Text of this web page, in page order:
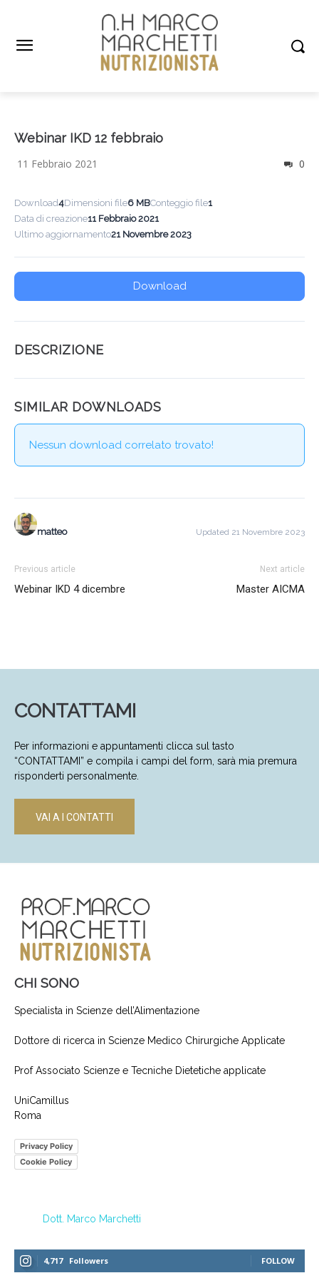
Webinar IKD 12 febbraio
11 Febbraio 2021 0
Download4Dimensioni file6 MBConteggio file1
Data di creazione11 Febbraio 2021
Ultimo aggiornamento21 Novembre 2023
Download
DESCRIZIONE
SIMILAR DOWNLOADS
Nessun download correlato trovato!
matteo Updated 21 Novembre 2023
Previous article
Webinar IKD 4 dicembre
Next article
Master AICMA
CONTATTAMI
Per informazioni e appuntamenti clicca sul tasto
“CONTATTAMI” e compila i campi del form, sarà mia premura
risponderti personalmente.
VAI A I CONTATTI
CHI SONO
Specialista in Scienze dell’Alimentazione
Dottore di ricerca in Scienze Medico Chirurgiche Applicate
Prof Associato Scienze e Tecniche Dietetiche applicate
UniCamillus
Roma
Privacy Policy
Cookie Policy
Dott. Marco Marchetti
4,717 Followers FOLLOW